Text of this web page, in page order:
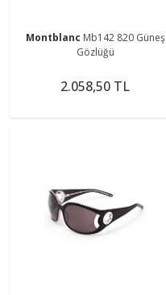
Montblanc Mb142 820 Güneş
Gözlüğü
2.058,50 TL